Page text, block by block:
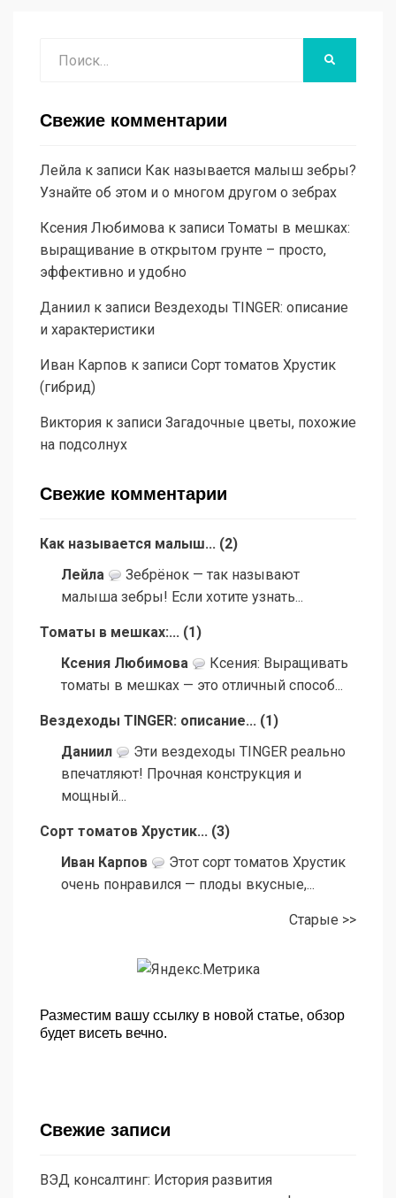
Свежие комментарии
Лейла к записи Как называется малыш зебры?
Узнайте об этом и о многом другом о зебрах
Ксения Любимова к записи Томаты в мешках:
выращивание в открытом грунте – просто,
эффективно и удобно
Даниил к записи Вездеходы TINGER: описание
и характеристики
Иван Карпов к записи Сорт томатов Хрустик
(гибрид)
Виктория к записи Загадочные цветы, похожие
на подсолнух
Свежие комментарии
Как называется малыш... (2)
Лейла
Зебрёнок — так называют
малыша зебры! Если хотите узнать...
Томаты в мешках:... (1)
Ксения Любимова
Ксения: Выращивать
томаты в мешках — это отличный способ...
Вездеходы TINGER: описание... (1)
Даниил
Эти вездеходы TINGER реально
впечатляют! Прочная конструкция и
мощный...
Сорт томатов Хрустик... (3)
Иван Карпов
Этот сорт томатов Хрустик
очень понравился — плоды вкусные,...
Старые >>
Разместим вашу ссылку в новой статье, обзор
будет висеть вечно.
Свежие записи
ВЭД консалтинг: История развития